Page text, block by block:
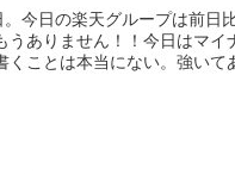
今日の楽天グループは前日
うありません！！今日はマ
くことは本当にない。強いて